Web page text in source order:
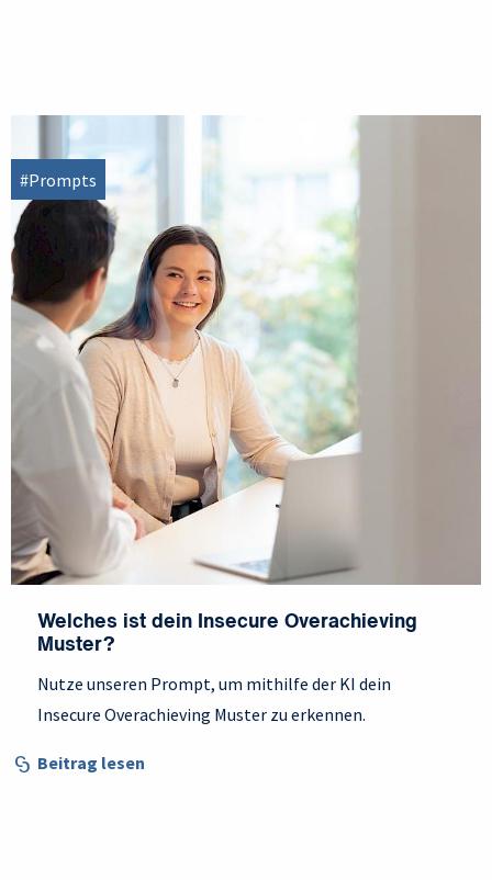
#Prompts
Welches ist dein Insecure Overachieving
Muster?
Nutze unseren Prompt, um mithilfe der KI dein
Insecure Overachieving Muster zu erkennen.
Beitrag lesen